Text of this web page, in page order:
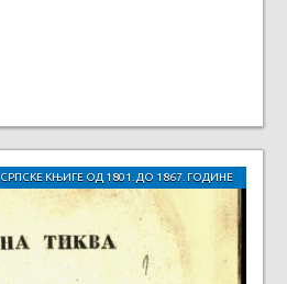
СРПСКЕ КЊИГЕ ОД 1801. ДО 1867. ГОДИНЕ